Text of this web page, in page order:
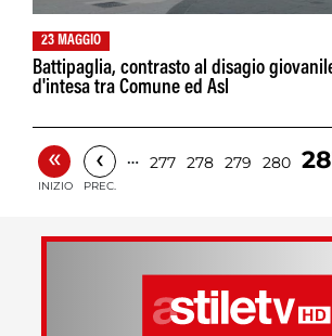
23 MAGGIO
Battipaglia, contrasto al disagio
d'intesa tra Comune ed Asl
«
INIZIO
‹
PREC.
… 277 278 279 280